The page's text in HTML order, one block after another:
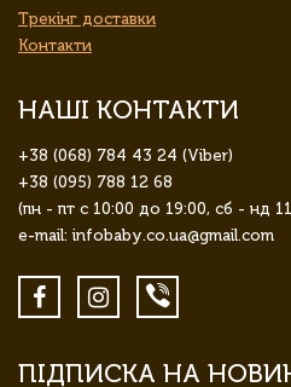
Трекінг доставки
Контакти
НАШІ КОНТАКТИ
+38 (068) 784 43 24 (Viber)
+38 (095) 788 12 68
(пн - пт с 10:00 до 19:00, сб - нд
e-mail: infobaby.co.ua@gmail.com
ПІДПИСКА НА